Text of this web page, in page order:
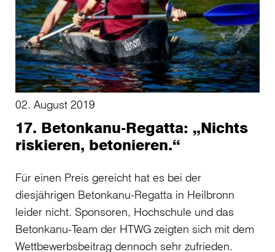
02. August 2019
17. Betonkanu-Regatta: „Nichts
riskieren, betonieren.“
Für einen Preis gereicht hat es bei der
diesjährigen Betonkanu-Regatta in Heilbronn
leider nicht. Sponsoren, Hochschule und das
Betonkanu-Team der HTWG zeigten sich mit dem
Wettbewerbsbeitrag dennoch sehr zufrieden.